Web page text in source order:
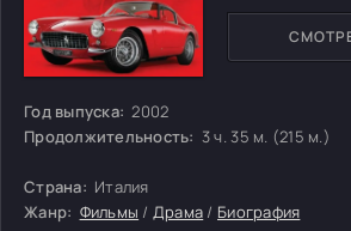
Год выпуска: 2002
Продолжительность: 3 ч. 35 м. (215 м.)
Страна: Италия
Жанр: Фильмы / Драма / Биография